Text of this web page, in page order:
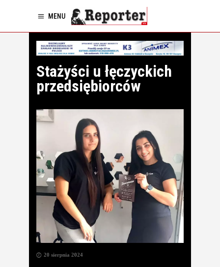
MENU
Stażyści u łęczyckich
przedsiębiorców
20 sierpnia 2024